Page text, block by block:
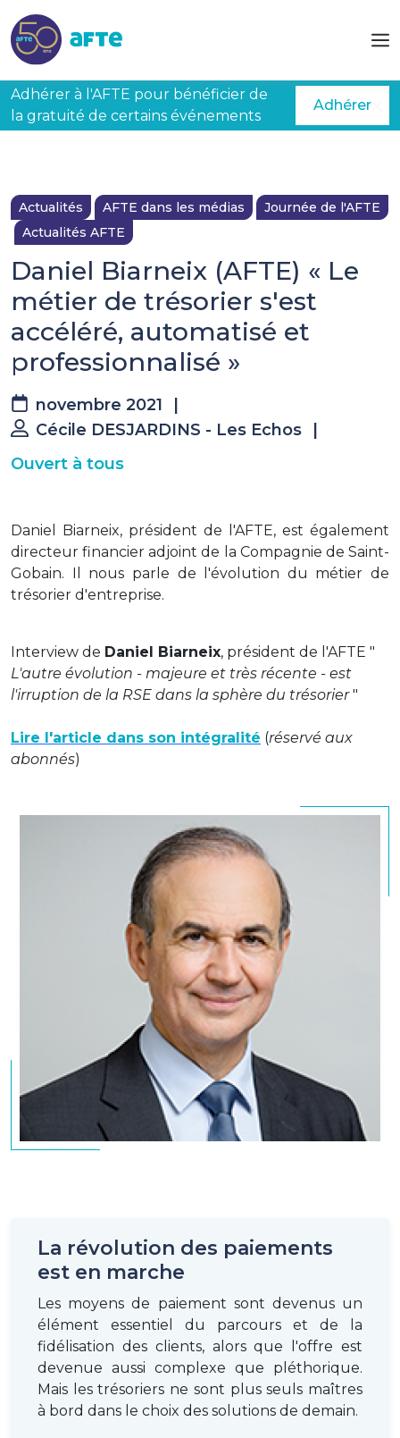
Adhérer à l'AFTE pour bénéficier de
la gratuité de certains événements
Adhérer
Actualités AFTE dans les médias
Journée de l'AFTE
Actualités AFTE
Daniel Biarneix (AFTE) « Le
métier de trésorier s'est
accéléré, automatisé et
professionnalisé »
novembre 2021
Cécile DESJARDINS - Les Echos
Ouvert à tous
Daniel Biarneix, président de l'AFTE, est également
directeur financier adjoint de la Compagnie de Saint-
Gobain. Il nous parle de l'évolution du métier de
trésorier d'entreprise.
Interview de Daniel Biarneix, président de l'AFTE "
L'autre évolution - majeure et très récente - est
l'irruption de la RSE dans la sphère du trésorier"
Lire l'article dans son intégralité (réservé aux
abonnés)
La révolution des paiements
est en marche
Les moyens de paiement sont devenus un
élément essentiel du parcours et de la
fidélisation des clients, alors que l'offre est
devenue aussi complexe que pléthorique.
Mais les trésoriers ne sont plus seuls maîtres
à bord dans le choix des solutions de demain.